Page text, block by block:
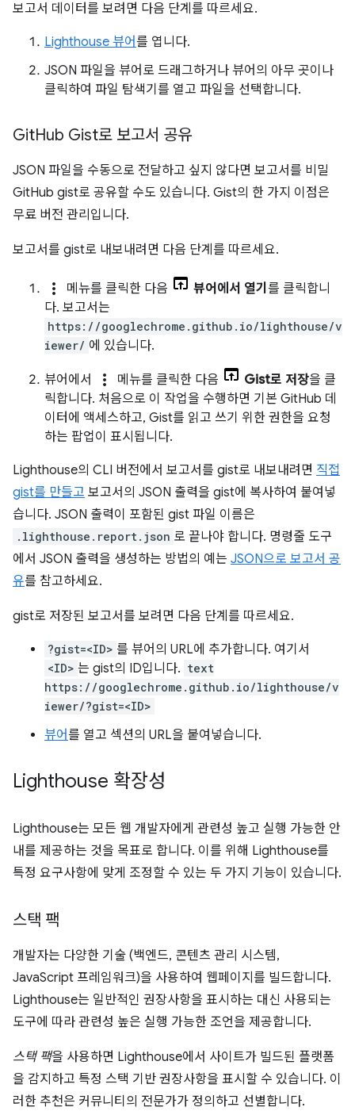
보고서 데이터를 보려면 다음 단계를 따르세요.
Lighthouse 뷰어를 엽니다.
JSON 파일을 뷰어로 드래그하거나 뷰어의 아무 곳이나
클릭하여 파일 탐색기를 열고 파일을 선택합니다.
GitHub Gist로 보고서 공유
JSON 파일을 수동으로 전달하고 싶지 않다면 보고서를 비밀
GitHub gist로 공유할 수도 있습니다. Gist의 한 가지 이점은
무료 버전 관리입니다.
보고서를 gist로 내보내려면 다음 단계를 따르세요.
more_vert 메뉴를 클릭한 다음 뷰어에서 열기 를 클릭합니
다. 보고서는
https://googlechrome.github.io/lighthouse/v
iewer/ 에 있습니다.
뷰어에서 more_vert 메뉴를 클릭한 다음 Gist로 저장을 클
릭합니다. 처음으로 이 작업을 수행하면 기본 GitHub 데
이터에 액세스하고, Gist를 읽고 쓰기 위한 권한을 요청
하는 팝업이 표시됩니다.
Lighthouse의 CLI 버전에서 보고서를 gist로 내보내려면 직접
gist를 만들고 보고서의 JSON 출력을 gist에 복사하여 붙여넣
습니다. JSON 출력이 포함된 gist 파일 이름은
.lighthouse.report.json 로 끝나야 합니다. 명령줄 도구
에서 JSON 출력을 생성하는 방법의 예는 JSON으로 보고서 공
유를 참고하세요.
gist로 저장된 보고서를 보려면 다음 단계를 따르세요.
?gist=<ID> 를 뷰어의 URL에 추가합니다. 여기서
<ID> 는 gist의 ID입니다. text
https://googlechrome.github.io/lighthouse/v
iewer/?gist=<ID>
뷰어를 열고 섹션의 URL을 붙여넣습니다.
Lighthouse 확장성
Lighthouse는 모든 웹 개발자에게 관련성 높고 실행 가능한 안
내를 제공하는 것을 목표로 합니다. 이를 위해 Lighthouse를
특정 요구사항에 맞게 조정할 수 있는 두 가지 기능이 있습니다.
스택 팩
개발자는 다양한 기술 (백엔드, 콘텐츠 관리 시스템,
JavaScript 프레임워크)을 사용하여 웹페이지를 빌드합니다.
Lighthouse는 일반적인 권장사항을 표시하는 대신 사용되는
도구에 따라 관련성 높은 실행 가능한 조언을 제공합니다.
스택 팩을 사용하면 Lighthouse에서 사이트가 빌드된 플랫폼
을 감지하고 특정 스택 기반 권장사항을 표시할 수 있습니다. 이
러한 추천은 커뮤니티의 전문가가 정의하고 선별합니다.